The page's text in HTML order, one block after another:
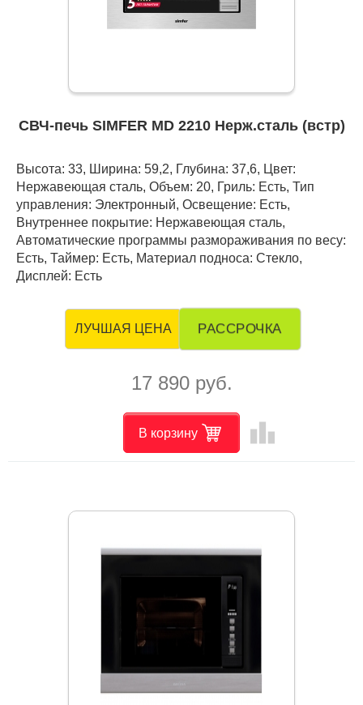
СВЧ-печь SIMFER MD 2210 Нерж.сталь (встр)
Высота: 33, Ширина: 59,2, Глубина: 37,6, Цвет:
Нержавеющая сталь, Объем: 20, Гриль: Есть, Тип
управления: Электронный, Освещение: Есть,
Внутреннее покрытие: Нержавеющая сталь,
Автоматические программы размораживания по весу:
Есть, Таймер: Есть, Материал подноса: Стекло,
Дисплей: Есть
ЛУЧШАЯ ЦЕНА РАССРОЧКА
17 890 руб.
В корзину leaderboard